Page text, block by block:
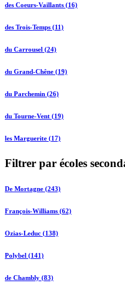
des Coeurs-Vaillants (16)
des Trois-Temps (11)
du Carrousel (24)
du Grand-Chêne (19)
du Parchemin (26)
du Tourne-Vent (19)
les Marguerite (17)
Filtrer par écoles
De Mortagne (243)
François-Williams (62)
Ozias-Leduc (138)
Polybel (141)
de Chambly (83)